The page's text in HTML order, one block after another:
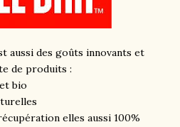
aussi des goûts innovants et
de produits :
bio
elles aussi 100%